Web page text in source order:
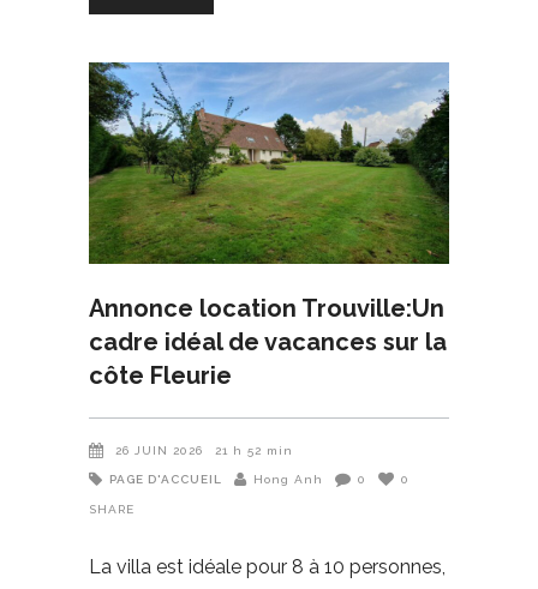
Annonce location Trouville:Un
cadre idéal de vacances sur la
côte Fleurie
26 JUIN 2026 21 h 52 min
PAGE D'ACCUEIL Hong Anh 0 0
SHARE
La villa est idéale pour 8 à 10 personnes,